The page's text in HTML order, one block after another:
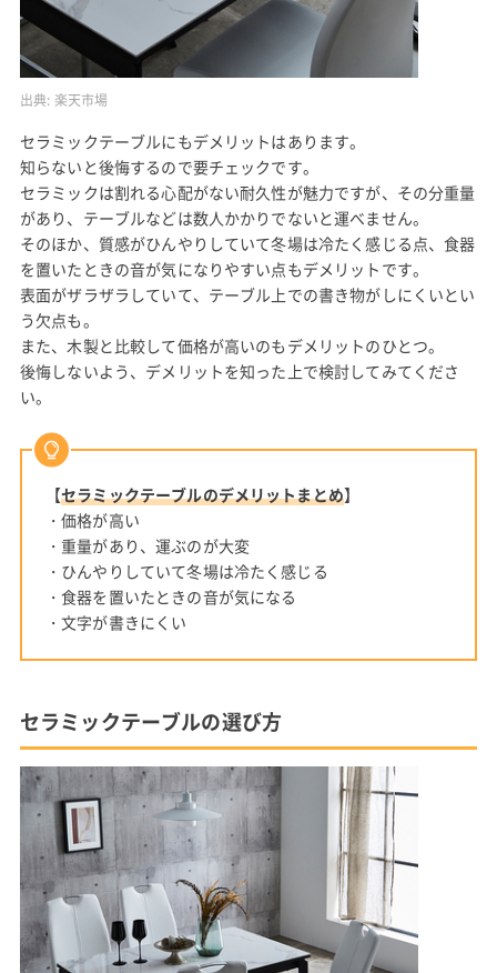
出典: 楽天市場
セラミックテーブルにもデメリットはあります。
知らないと後悔するので要チェックです。
セラミックは割れる心配がない耐久性が魅力ですが、その分重量
があり、テーブルなどは数人かかりでないと運べません。
そのほか、質感がひんやりしていて冬場は冷たく感じる点、食器
を置いたときの音が気になりやすい点もデメリットです。
表面がザラザラしていて、テーブル上での書き物がしにくいとい
う欠点も。
また、木製と比較して価格が高いのもデメリットのひとつ。
後悔しないよう、デメリットを知った上で検討してみてくださ
い。
【セラミックテーブルのデメリットまとめ】
・価格が高い
・重量があり、運ぶのが大変
・ひんやりしていて冬場は冷たく感じる
・食器を置いたときの音が気になる
・文字が書きにくい
セラミックテーブルの選び方